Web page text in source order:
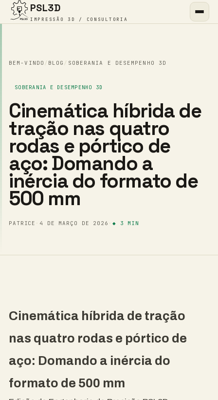
PSL3D
IMPRESSÃO 3D / CONSULTORIA
BEM-VINDO / BLOG / SOBERANIA E DESEMPENHO 3D
SOBERANIA E DESEMPENHO 3D
Cinemática híbrida de
tração nas quatro
rodas e pórtico de
aço: Domando a
inércia do formato de
500 mm
PATRICE · 4 DE MARÇO DE 2026 · ◆ 3 MIN
Cinemática híbrida de tração
nas quatro rodas e pórtico de
aço: Domando a inércia do
formato de 500 mm